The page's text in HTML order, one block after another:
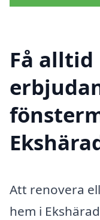
Få
Att renovera
hem i